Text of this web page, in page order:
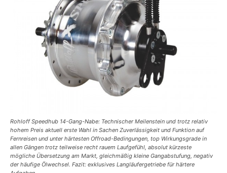
Rohloff Speedhub 14-Gang-Nabe: Technischer Meilenstein und trotz relativ
hohem Preis aktuell erste Wahl in Sachen Zuverlässigkeit und Funktion auf
Fernreisen und unter härtesten Offroad-Bedingungen, top Wirkungsgrade in
allen Gängen trotz teilweise recht rauem Laufgefühl, absolut kürzeste
mögliche Übersetzung am Markt, gleichmäßig kleine Gangabstufung, negativ
der häufige Ölwechsel. Fazit: exklusives Langläufergetriebe für härtere